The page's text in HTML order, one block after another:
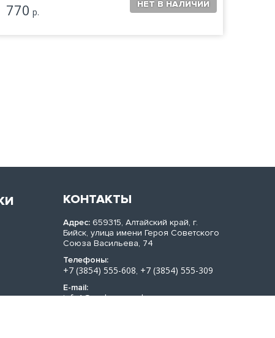
770 р.
КОНТАКТЫ
Адрес: 659315, Алтайский край, г.
Бийск, улица имени Героя Советского
Союза Васильева, 74
Телефоны:
+7 (3854) 555-608, +7 (3854) 555-309
E-mail:
info1@sachera-med.ru